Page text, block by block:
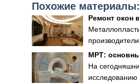
Похожие материалы:
Ремонт окон
МРТ:
На
исследованию